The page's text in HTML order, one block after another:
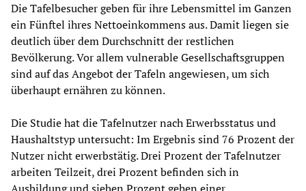
Die Tafelbesucher geben für ihre Lebensmittel im Ganzen
ein Fünftel ihres Nettoeinkommens aus. Damit liegen sie
deutlich über dem Durchschnitt der restlichen
Bevölkerung. Vor allem vulnerable Gesellschaftsgruppen
sind auf das Angebot der Tafeln angewiesen, um sich
überhaupt ernähren zu können.
Die Studie hat die Tafelnutzer nach Erwerbsstatus und
Haushaltstyp untersucht: Im Ergebnis sind 76 Prozent der
Nutzer nicht erwerbstätig. Drei Prozent der Tafelnutzer
arbeiten Teilzeit, drei Prozent befinden sich in